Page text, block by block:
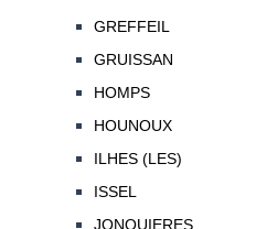
GREFFEIL
GRUISSAN
HOMPS
HOUNOUX
ILHES (LES)
ISSEL
JONQUIERES